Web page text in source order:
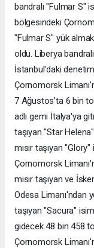
bandralı "Fulmar S"
bölgesindeki
"Fulmar S" yük
oldu. Liberya
İstanbul'daki
Çornomorsk
7 Ağustos'ta 6 bin
adlı gemi İtalya'ya
taşıyan "Star
mısır taşıyan
Çornomorsk
mısır taşıyan ve
Odesa Limanı'ndan
taşıyan "Sacura"
gidecek 48 bin 458
Çornomorsk